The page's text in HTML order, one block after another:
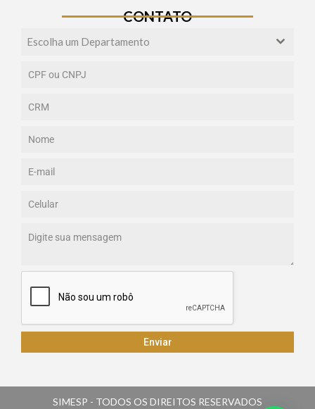
CONTATO
Escolha um Departamento
Enviar
SIMESP - TODOS OS DIREITOS RESERVADOS